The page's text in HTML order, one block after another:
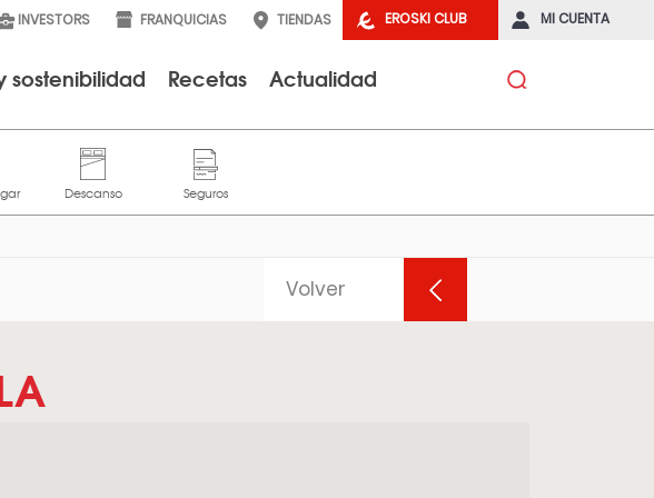
EROSKI CLUB MI CUENTA
INVESTORS FRANQUICIAS TIENDAS
sostenibilidad Recetas Actualidad
Volver